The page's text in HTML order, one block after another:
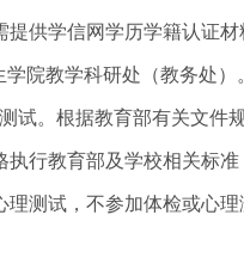
提供学信网学历学籍认证材
院教学科研处（教务处）
试。 根据教育部有关文件
执行教育部及学校相关标准
理测试 ，不参加体检或心理